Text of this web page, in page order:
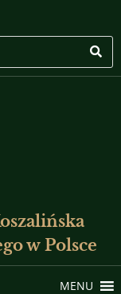
w Polsce
MENU